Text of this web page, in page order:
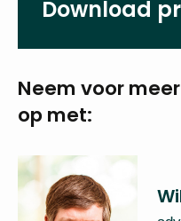
Download
profielschets
Neem voor meer
contact op met: